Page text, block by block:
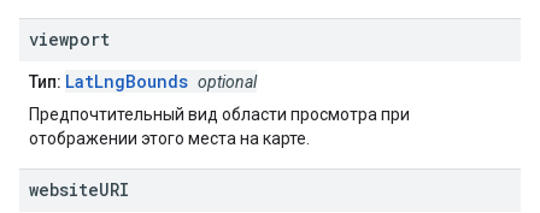
viewport
Тип: LatLngBounds optional
Предпочтительный вид области просмотра при
отображении этого места на карте.
websiteURI